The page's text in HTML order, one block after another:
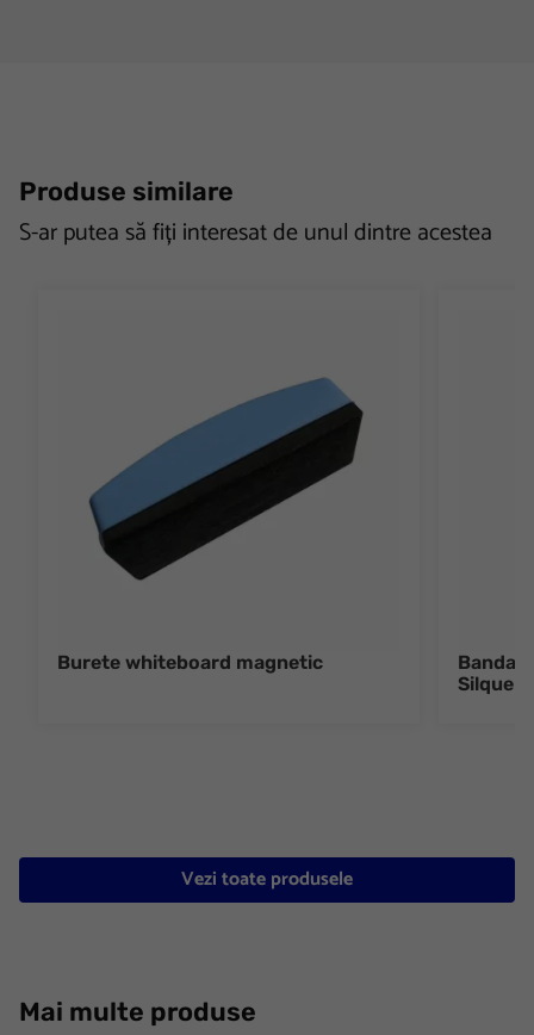
Produse similare
S-ar putea să fiți interesat de unul dintre acestea
Burete whiteboard magnetic
Banda
Silque
Vezi toate produsele
Mai multe produse